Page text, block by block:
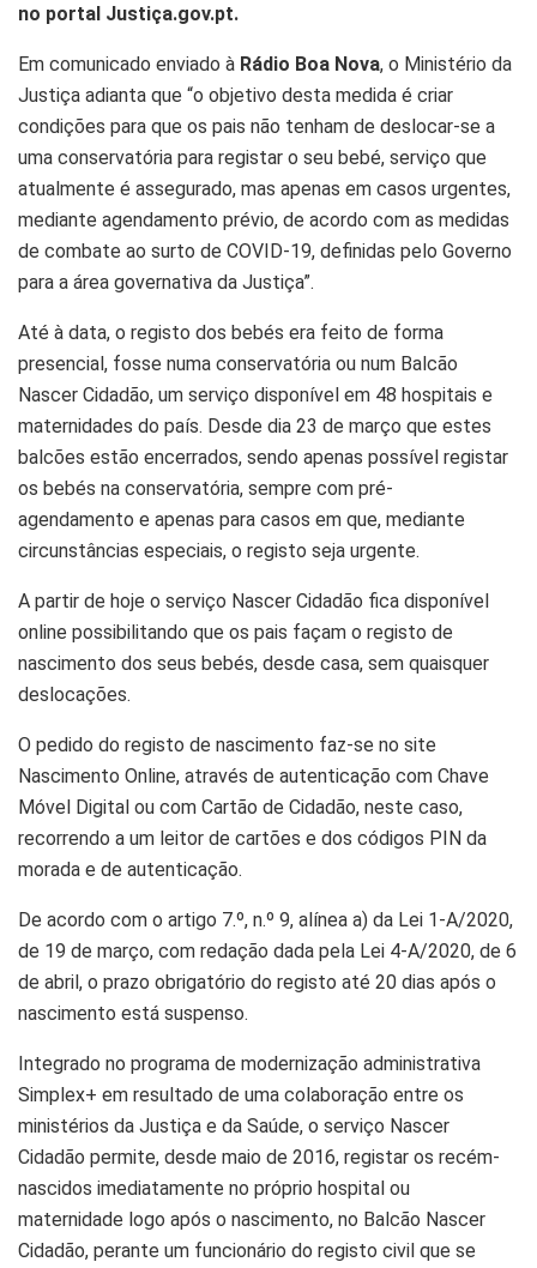
no portal Justiça.gov.pt.
Em comunicado enviado à Rádio Boa Nova, o Ministério da
Justiça adianta que “o objetivo desta medida é criar
condições para que os pais não tenham de deslocar-se a
uma conservatória para registar o seu bebé, serviço que
atualmente é assegurado, mas apenas em casos urgentes,
mediante agendamento prévio, de acordo com as medidas
de combate ao surto de COVID-19, definidas pelo Governo
para a área governativa da Justiça”.
Até à data, o registo dos bebés era feito de forma
presencial, fosse numa conservatória ou num Balcão
Nascer Cidadão, um serviço disponível em 48 hospitais e
maternidades do país. Desde dia 23 de março que estes
balcões estão encerrados, sendo apenas possível registar
os bebés na conservatória, sempre com pré-
agendamento e apenas para casos em que, mediante
circunstâncias especiais, o registo seja urgente.
A partir de hoje o serviço Nascer Cidadão fica disponível
online possibilitando que os pais façam o registo de
nascimento dos seus bebés, desde casa, sem quaisquer
deslocações.
O pedido do registo de nascimento faz-se no site
Nascimento Online, através de autenticação com Chave
Móvel Digital ou com Cartão de Cidadão, neste caso,
recorrendo a um leitor de cartões e dos códigos PIN da
morada e de autenticação.
De acordo com o artigo 7.º, n.º 9, alínea a) da Lei 1-A/2020,
de 19 de março, com redação dada pela Lei 4-A/2020, de 6
de abril, o prazo obrigatório do registo até 20 dias após o
nascimento está suspenso.
Integrado no programa de modernização administrativa
Simplex+ em resultado de uma colaboração entre os
ministérios da Justiça e da Saúde, o serviço Nascer
Cidadão permite, desde maio de 2016, registar os recém-
nascidos imediatamente no próprio hospital ou
maternidade logo após o nascimento, no Balcão Nascer
Cidadão, perante um funcionário do registo civil que se